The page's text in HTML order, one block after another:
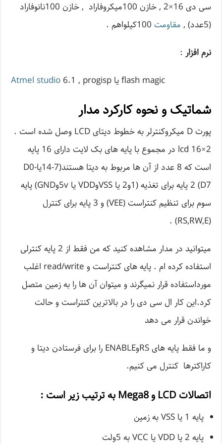
سی دی 16×2 , خازن 100میکروفاراد , خازن 100نانوفاراد
(5عدد) ,
مقاومت
نرم افزار :
Atmel studio
6.1 , progisp یا flash magic
شماتیک و نحوه کارکرد مدار
پورت D میکروکنترلر به خطوط دیتای LCD وصل شده است .
lcd 16×2 در مجموع با پایه های بک لایت دارای 16 پایه
است که 8 عدد از آن ها مربوط به دیتا هستند(7-14یاD0-
D7) 2 پایه برای تغذیه (1و2 یا VSSوVDD یا 5vوGND) پایه
سوم برای تنظیم کنتراست (VEE) و 3 پایه برای کنترل
(RS,RW,E) .
میتوانید در مدار مشاهده کنید که من فقط از 2 پایه کنترلی
استفاده کرده ام . پایه های کنتراست و read/write اغلب
مورداستفاده قرار نمیگرند و میتوان آن ها را به زمین متصل
کرد.این کار ال سی دی را در بالاترین کنتراست و حالت
خواندن قرار می دهد
و ما فقط پایه های RSوENABLE را برای فرستادن دیتا و
کاراکترها کنترل می کنیم.
اتصالات LCD و Mega8 به ترتیب زیر است :
پایه 1 یا VSS به زمین
پایه 2 یا VDD یا VCC به 5ولت